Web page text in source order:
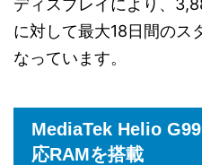
ディスプレイにより、
に対して最大18日間のス
なっています。
MediaTek Helio
応RAMを搭載